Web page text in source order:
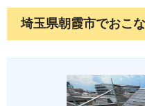
埼玉県朝霞市でおこ